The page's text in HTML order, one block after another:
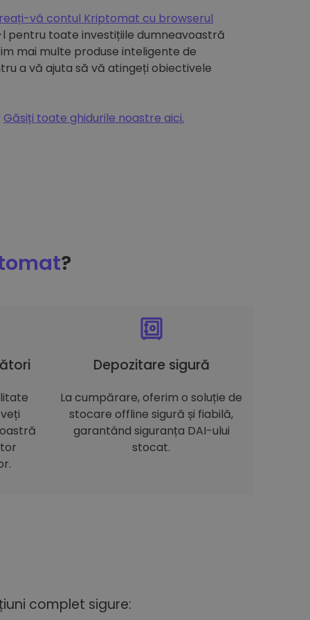
vă contul Kriptomat cu browserul
l pentru toate investițiile dumneavoastră
mai multe produse inteligente de
a vă ajuta să vă atingeți obiectivele
Găsiți toate ghidurile noastre aici.
?
Depozitare sigură
La cumpărare, oferim o soluție de
stocare offline sigură și fiabilă,
garantând siguranța DAI-ului
stocat.
complet sigure: